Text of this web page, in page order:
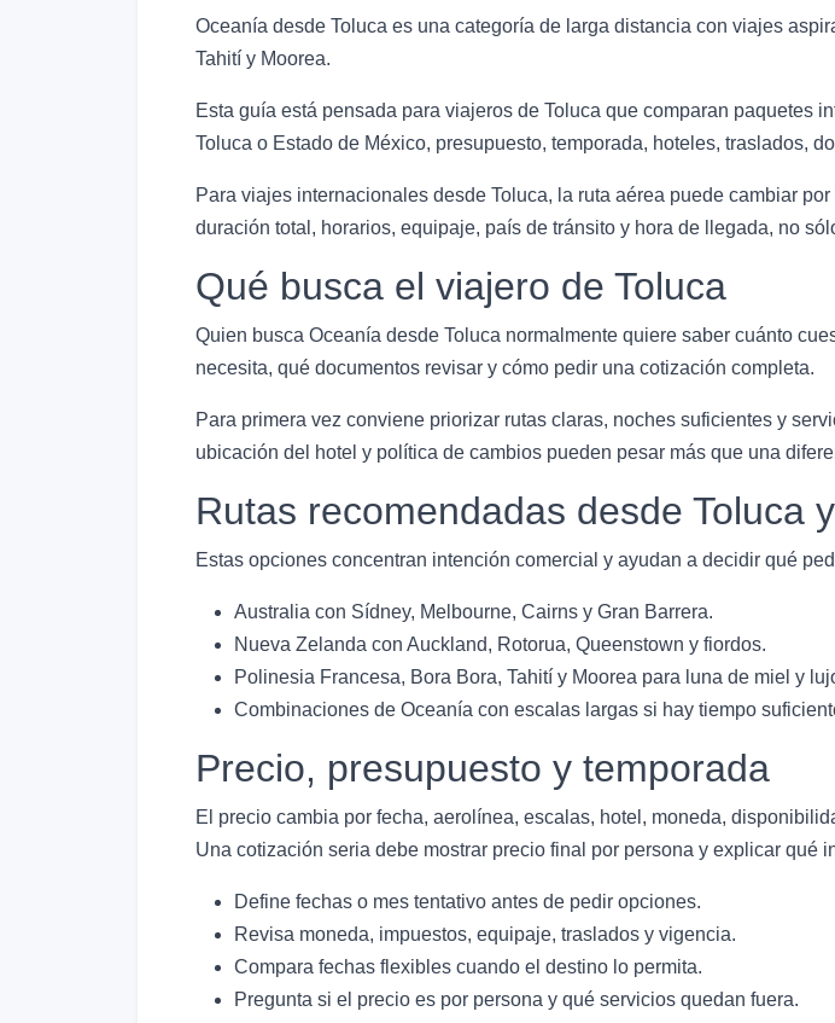
Oceanía desde Toluca es una categoría de larga distancia con viajes
Tahití y Moorea.
Esta guía está pensada para viajeros de Toluca que comparan paquetes
Toluca o Estado de México, presupuesto, temporada, hoteles, traslados,
Para viajes internacionales desde Toluca, la ruta aérea puede cambiar
duración total, horarios, equipaje, país de tránsito y hora de llegada, no
Qué busca el viajero de Toluca
Quien busca Oceanía desde Toluca normalmente quiere saber cuánto
necesita, qué documentos revisar y cómo pedir una cotización completa.
Para primera vez conviene priorizar rutas claras, noches suficientes y
ubicación del hotel y política de cambios pueden pesar más que una
Rutas recomendadas desde Toluca
Estas opciones concentran intención comercial y ayudan a decidir qué
Australia con Sídney, Melbourne, Cairns y Gran Barrera.
Nueva Zelanda con Auckland, Rotorua, Queenstown y fiordos.
Polinesia Francesa, Bora Bora, Tahití y Moorea para luna de miel y
Combinaciones de Oceanía con escalas largas si hay tiempo
Precio, presupuesto y temporada
El precio cambia por fecha, aerolínea, escalas, hotel, moneda,
Una cotización seria debe mostrar precio final por persona y explicar qué
Define fechas o mes tentativo antes de pedir opciones.
Revisa moneda, impuestos, equipaje, traslados y vigencia.
Compara fechas flexibles cuando el destino lo permita.
Pregunta si el precio es por persona y qué servicios quedan fuera.